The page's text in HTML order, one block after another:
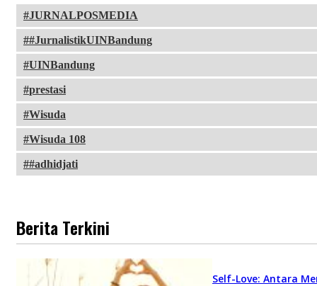
JURNALPOSMEDIA
#JurnalistikUINBandung
UINBandung
prestasi
Wisuda
Wisuda 108
#adhidjati
Berita Terkini
Self-Love: Antara